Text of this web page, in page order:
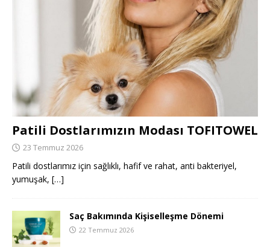
Patili Dostlarımızın Modası TOFITOWEL
23 Temmuz 2026
Patili dostlarımız için sağlıklı, hafif ve rahat, anti bakteriyel,
yumuşak, […]
Saç Bakımında Kişiselleşme Dönemi
22 Temmuz 2026